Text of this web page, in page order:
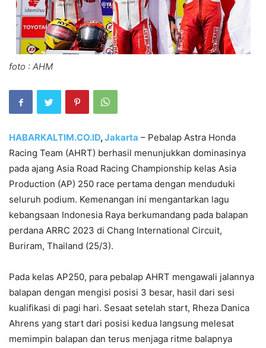
foto : AHM
HABARKALTIM.CO.ID,Jakarta – Pebalap Astra Honda
Racing Team (AHRT) berhasil menunjukkan dominasinya
pada ajang Asia Road Racing Championship kelas Asia
Production (AP) 250 race pertama dengan menduduki
seluruh podium. Kemenangan ini mengantarkan lagu
kebangsaan Indonesia Raya berkumandang pada balapan
perdana ARRC 2023 di Chang International Circuit,
Buriram, Thailand (25/3).
Pada kelas AP250, para pebalap AHRT mengawali jalannya
balapan dengan mengisi posisi 3 besar, hasil dari sesi
kualifikasi di pagi hari. Sesaat setelah start, Rheza Danica
Ahrens yang start dari posisi kedua langsung melesat
memimpin balapan dan terus menjaga ritme balapnya